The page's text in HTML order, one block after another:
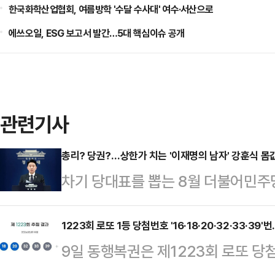
한국화학산업협회, 여름방학 '수달 수사대' 여수·서산으로
에쓰오일, ESG 보고서 발간…5대 핵심이슈 공개
관련기사
총리? 당권?…상한가 치는 '이재명의 남자' 강훈식 몸
차기 당대표를 뽑는 8월 더불어민
서실장의 거취에 이목이 쏠리고 있
전 가능성이 동시에 제기되면서, 강
습이다.김민석 국무총리의 '당권 도
1223회 로또 1등 당첨번호 '16·18·20·32·33·39'
9일 동행복권은 제1223회 로또 당